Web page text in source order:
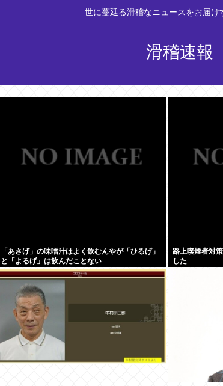
世に蔓延る滑稽なニュースをお届け
滑稽速報
「あさげ」の味噌汁はよく飲むんやが「ひるげ」
と「よるげ」は飲んだことない
路上喫煙者対
した